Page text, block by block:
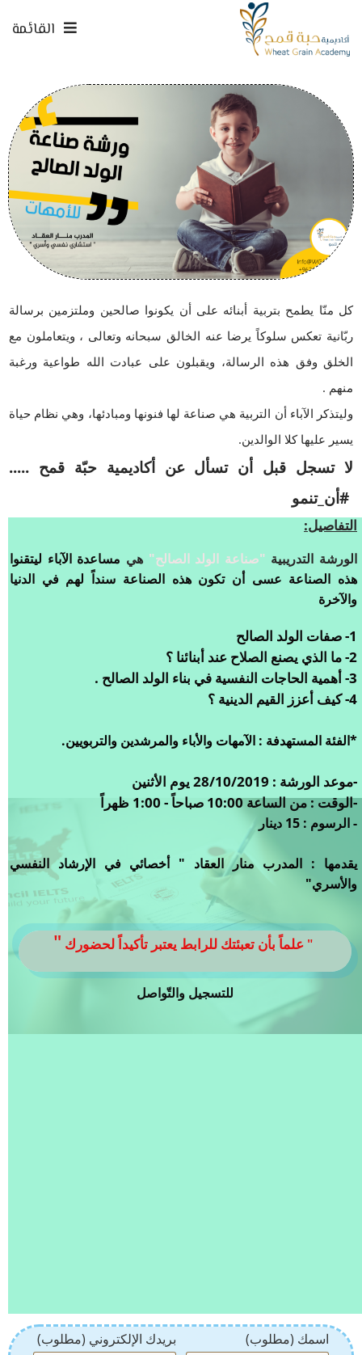
القائمة
​كل منّا يطمح بتربية أبنائه على أن يكونوا صالحين وملتزمين برسالة
ربّانية تعكس سلوكاً يرضا عنه الخالق سبحانه وتعالى ، ويتعاملون مع
الخلق وفق هذه الرسالة، ويقبلون على عبادت الله طواعية ورغبة
منهم .
وليتذكر الآباء أن التربية هي صناعة لها فنونها ومبادئها، وهي نظام حياة
يسير عليها كلا الوالدين.
لا تسجل قبل أن تسأل عن أكاديمية حبّة قمح .....
#أن_تنمو
التفاصيل:
الورشة التدريبية "صناعة الولد الصالح" هي مساعدة الآباء ليتقنوا
هذه الصناعة عسى أن تكون هذه الصناعة سنداً لهم في الدنيا
والآخرة
1- صفات الولد الصالح
2- ما الذي يصنع الصلاح عند أبنائنا ؟
3- أهمية الحاجات النفسية في بناء الولد الصالح .
4- كيف أعزز القيم الدينية ؟
*الفئة المستهدفة : الآمهات والأباء والمرشدين والتربويين.
-موعد الورشة : 28/10/2019 يوم الأثنين
-الوقت : من الساعة 10:00 صباحاً - 1:00 ظهراً
- الرسوم : 15 دينار
يقدمها : المدرب منار العقاد " أخصائي في الإرشاد النفسي
والأسري"
" علماً بأن تعبئتك للرابط يعتبر تأكيداً لحضورك "
​للتسجيل والتّواصل
اسمك (مطلوب) بريدك الإلكتروني (مطلوب)